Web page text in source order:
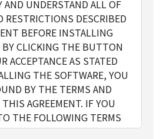
AND UNDERSTAND ALL OF
RESTRICTIONS DESCRIBED
BEFORE INSTALLING
BY CLICKING THE BUTTON
ACCEPTANCE AS STATED
THE SOFTWARE, YOU
BY THE TERMS AND
AGREEMENT. IF YOU
THE FOLLOWING TERMS
OF THIS AGREEMENT, DO